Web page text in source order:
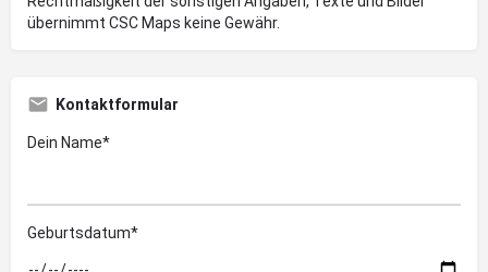
übernimmt CSC Maps keine Gewähr.
Kontaktformular
Dein Name*
Geburtsdatum*